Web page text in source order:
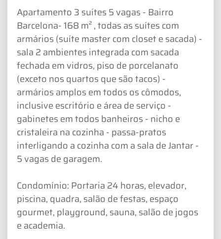
Apartamento 3 suítes 5 vagas - Bairro
Barcelona- 168 m² , todas as suítes com
armários (suíte master com closet e sacada) -
sala 2 ambientes integrada com sacada
fechada em vidros, piso de porcelanato
(exceto nos quartos que são tacos) -
armários amplos em todos os cômodos,
inclusive escritório e área de serviço -
gabinetes em todos banheiros - nicho e
cristaleira na cozinha - passa-pratos
interligando a cozinha com a sala de Jantar -
5 vagas de garagem.
Condomínio: Portaria 24 horas, elevador,
piscina, quadra, salão de festas, espaço
gourmet, playground, sauna, salão de jogos
e academia.